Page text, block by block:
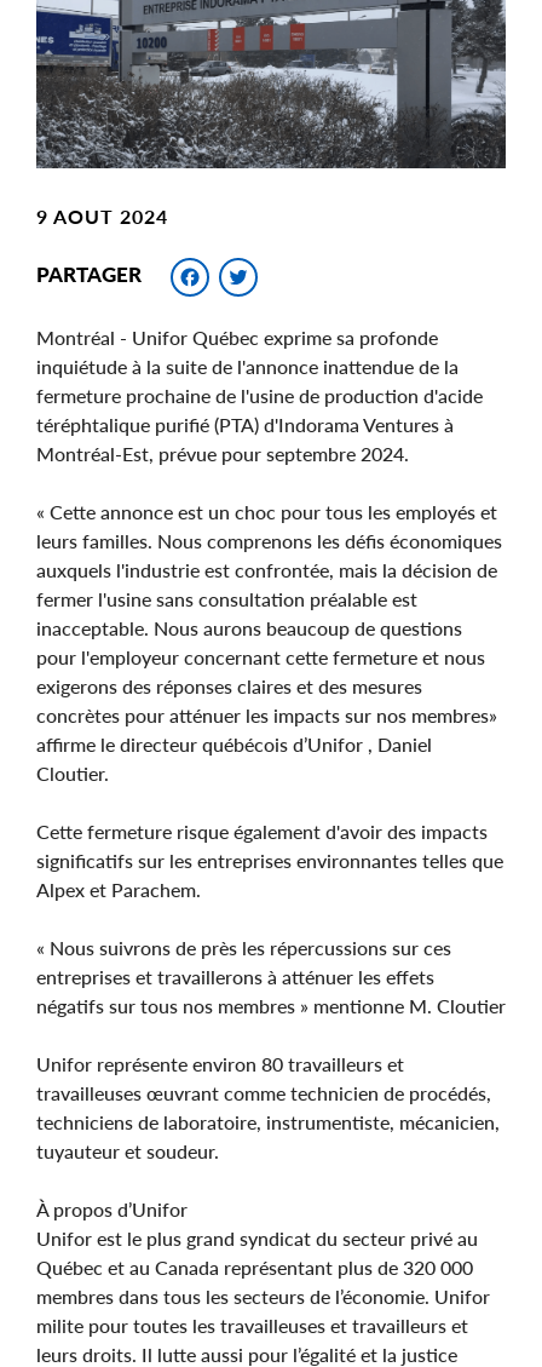
9 AOUT 2024
PARTAGER Facebook
Montréal - Unifor Québec exprime sa profonde
inquiétude à la suite de l'annonce inattendue de la
fermeture prochaine de l'usine de production d'acide
téréphtalique purifié (PTA) d'Indorama Ventures à
Montréal-Est, prévue pour septembre 2024.
« Cette annonce est un choc pour tous les employés et
leurs familles. Nous comprenons les défis économiques
auxquels l'industrie est confrontée, mais la décision de
fermer l'usine sans consultation préalable est
inacceptable. Nous aurons beaucoup de questions
pour l'employeur concernant cette fermeture et nous
exigerons des réponses claires et des mesures
concrètes pour atténuer les impacts sur nos membres»
affirme le directeur québécois d’Unifor , Daniel
Cloutier.
Cette fermeture risque également d'avoir des impacts
significatifs sur les entreprises environnantes telles que
Alpex et Parachem.
« Nous suivrons de près les répercussions sur ces
entreprises et travaillerons à atténuer les effets
négatifs sur tous nos membres » mentionne M. Cloutier
Unifor représente environ 80 travailleurs et
travailleuses œuvrant comme technicien de procédés,
techniciens de laboratoire, instrumentiste, mécanicien,
tuyauteur et soudeur.
À propos d’Unifor
Unifor est le plus grand syndicat du secteur privé au
Québec et au Canada représentant plus de 320 000
membres dans tous les secteurs de l’économie. Unifor
milite pour toutes les travailleuses et travailleurs et
leurs droits. Il lutte aussi pour l’égalité et la justice